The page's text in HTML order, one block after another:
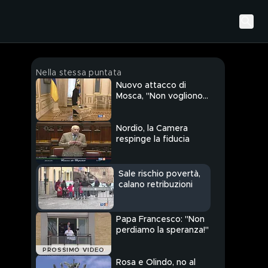
Nella stessa puntata
Nuovo attacco di
Mosca, "Non vogliono
Nordio, la Camera
respinge la fiducia
Sale rischio povertà,
calano retribuzioni
PROSSIMO VIDEO
Papa Francesco: "Non
perdiamo la speranza!"
Rosa e Olindo, no al